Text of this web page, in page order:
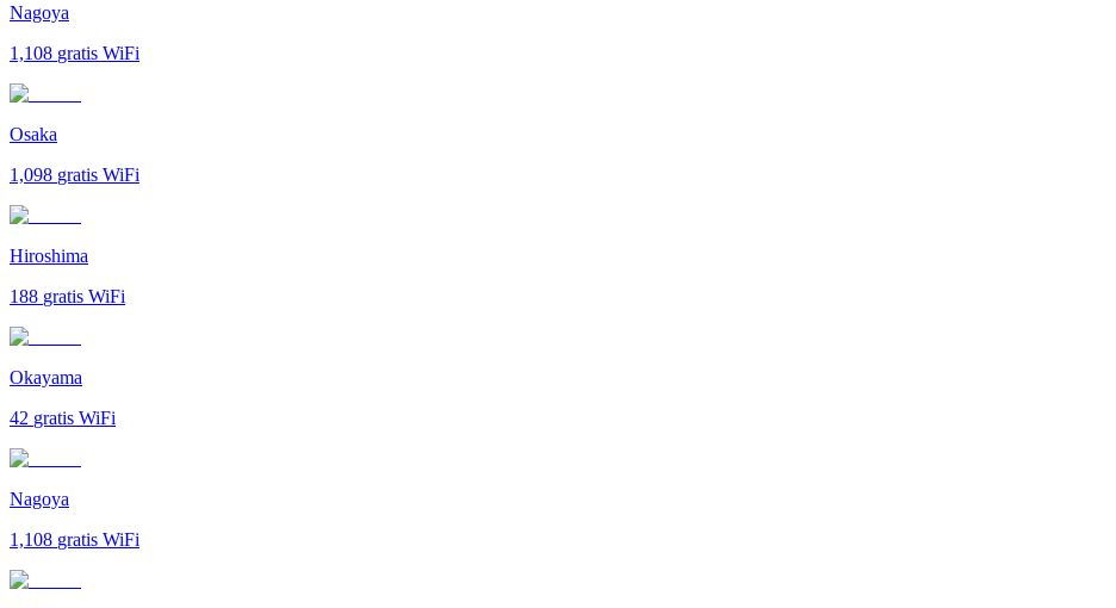
Nagoya
1,108 gratis WiFi
Osaka
1,098 gratis WiFi
Hiroshima
188 gratis WiFi
Okayama
42 gratis WiFi
Nagoya
1,108 gratis WiFi